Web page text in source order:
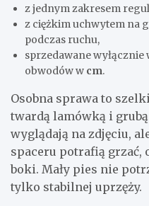
z jednym zakresem
z ciężkim uchwytem na
podczas ruchu,
sprzedawane wyłącznie
obwodów w cm.
Osobna sprawa to
twardą lamówką i
wyglądają na zdjęciu,
spaceru potrafią grzać,
boki. Mały pies nie
tylko stabilnej uprzęży.